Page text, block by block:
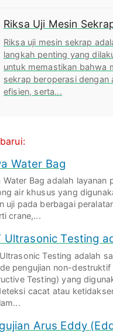
Riksa Uji Mesin
Riksa uji mesin sekrap
langkah penting yang
untuk memastikan bahwa
sekrap beroperasi dengan
efisien, serta...
Water Bag
Water Bag adalah layanan
air khusus yang
uji pada berbagai
crane,...
Ultrasonic Testing
Testing adalah
pengujian non-destruktif
Testing) yang
cacat atau
Arus Eddy